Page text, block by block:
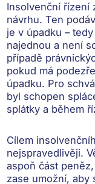
Insolvenční řízení
návrhu. Ten
je v úpadku –
najednou a není
případě
pokud má
úpadku. Pro
byl schopen
splátky a během
Cílem
nejspravedlivěji.
aspoň část
zase umožní, aby